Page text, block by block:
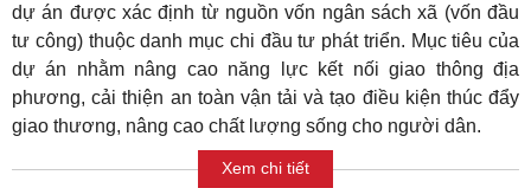
dự án được xác định từ nguồn vốn ngân sách xã (vốn đầu
tư công) thuộc danh mục chi đầu tư phát triển. Mục tiêu của
dự án nhằm nâng cao năng lực kết nối giao thông địa
phương, cải thiện an toàn vận tải và tạo điều kiện thúc đẩy
giao thương, nâng cao chất lượng sống cho người dân.
Xem chi tiết